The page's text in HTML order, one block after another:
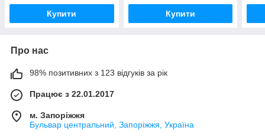
Купити Купити
Про нас
98% позитивних з 123 відгуків за рік
Працює з 22.01.2017
м. Запоріжжя
Бульвар центральний, Запоріжжя, Україна